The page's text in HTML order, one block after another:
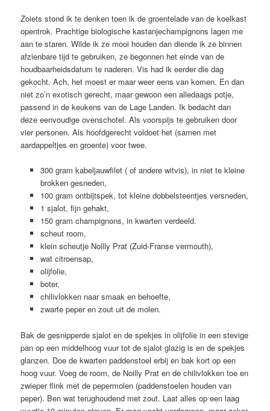
Zoiets stond ik te denken toen ik de groentelade van de koelkast
opentrok. Prachtige biologische kastanjechampignons lagen me
aan te staren. Wilde ik ze mooi houden dan diende ik ze binnen
afzienbare tijd te gebruiken, ze begonnen het einde van de
houdbaarheidsdatum te naderen. Vis had ik eerder die dag
gekocht. Ach, het moest er maar weer eens van komen. En dan
niet zo’n exotisch gerecht, maar gewoon een alledaags potje,
passend in de keukens van de Lage Landen. Ik bedacht dan
deze eenvoudige ovenschotel. Als voorspijs te gebruiken door
vier personen. Als hoofdgerecht voldoet het (samen met
aardappeltjes en groente) voor twee.
300 gram kabeljauwfilet ( of andere witvis), in niet te kleine
brokken gesneden,
100 gram ontbijtspek, tot kleine dobbelsteentjes versneden,
1 sjalot, fijn gehakt,
150 gram champignons, in kwarten verdeeld.
scheut room,
klein scheutje Noilly Prat (Zuid-Franse vermouth),
wat citroensap,
olijfolie,
boter,
chilivlokken naar smaak en behoefte,
zwarte peper en zout uit de molen.
Bak de gesnipperde sjalot en de spekjes in olijfolie in een stevige
pan op een middelhoog vuur tot de sjalot glazig is en de spekjes
glanzen. Doe de kwarten paddenstoel erbij en bak kort op een
hoog vuur. Voeg de room, de Noilly Prat en de chilivlokken toe en
zwieper flink met de pepermolen (paddenstoelen houden van
peper). Ben wat terughoudend met zout. Laat alles op een laag